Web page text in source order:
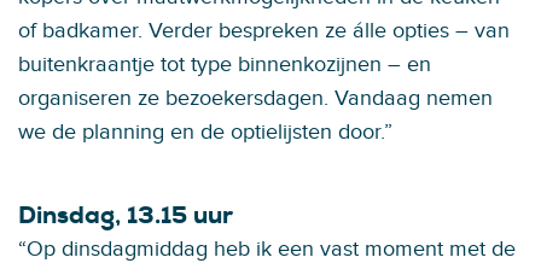
of badkamer. Verder bespreken ze álle opties – van
buitenkraantje tot type binnenkozijnen – en
organiseren ze bezoekersdagen. Vandaag nemen
we de planning en de optielijsten door.”
Dinsdag, 13.15 uur
“Op dinsdagmiddag heb ik een vast moment met de